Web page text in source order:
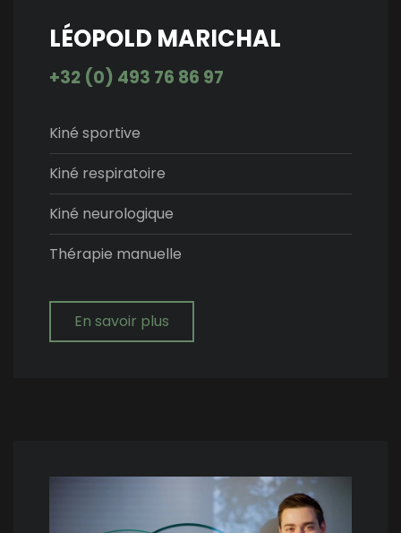
LÉOPOLD MARICHAL
+32 (0) 493 76 86 97
Kiné sportive
Kiné respiratoire
Kiné neurologique
Thérapie manuelle
En savoir plus